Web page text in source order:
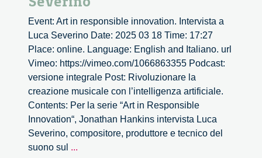
Event: Art in responsible innovation. Intervista a
Luca Severino Date: 2025 03 18 Time: 17:27
Place: online. Language: English and Italiano. url
Vimeo: https://vimeo.com/1066863355 Podcast:
versione integrale Post: Rivoluzionare la
creazione musicale con l’intelligenza artificiale.
Contents: Per la serie “Art in Responsible
Innovation“, Jonathan Hankins intervista Luca
Severino, compositore, produttore e tecnico del
suono sul ...